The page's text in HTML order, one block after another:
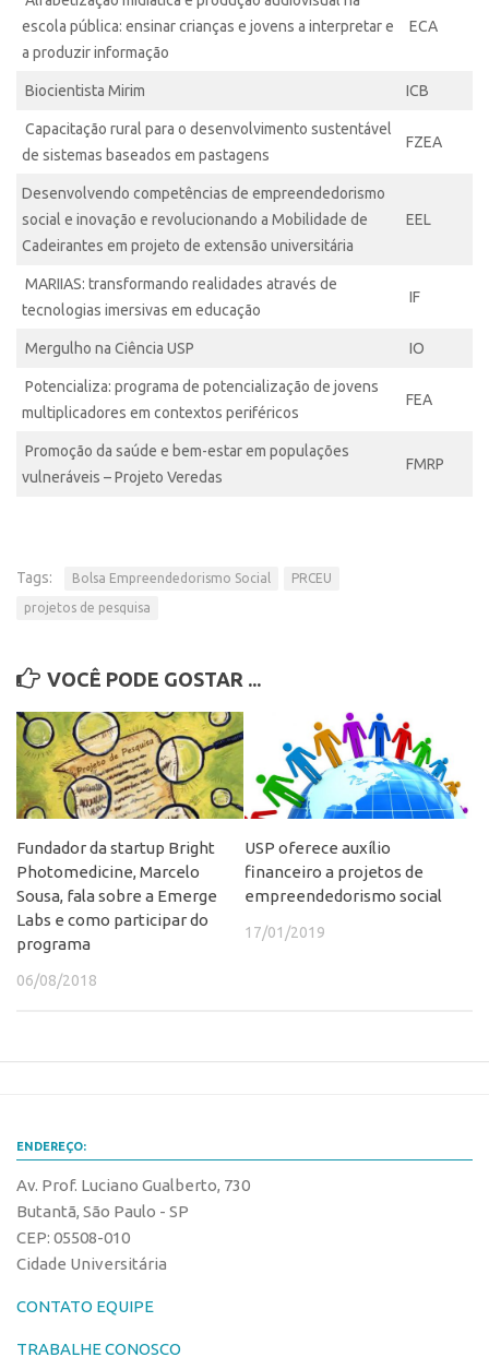
SciBiz
escola pública: ensinar crianças e jovens a interpretar e
a produzir informação
ECA
Biocientista Mirim ICB
Capacitação rural para o desenvolvimento sustentável
de sistemas baseados em pastagens
FZEA
Desenvolvendo competências de empreendedorismo
social e inovação e revolucionando a Mobilidade de
Cadeirantes em projeto de extensão universitária
EEL
MARIIAS: transformando realidades através de
tecnologias imersivas em educação
IF
Mergulho na Ciência USP IO
Potencializa: programa de potencialização de jovens
multiplicadores em contextos periféricos
FEA
Promoção da saúde e bem-estar em populações
vulneráveis – Projeto Veredas
FMRP
Tags: Bolsa Empreendedorismo Social PRCEU
projetos de pesquisa
VOCÊ PODE GOSTAR ...
Fundador da startup Bright
Photomedicine, Marcelo
Sousa, fala sobre a Emerge
Labs e como participar do
programa
06/08/2018
USP oferece auxílio
financeiro a projetos de
empreendedorismo social
17/01/2019
ENDEREÇO:
Av. Prof. Luciano Gualberto, 730
Butantã, São Paulo - SP
CEP: 05508-010
Cidade Universitária
CONTATO EQUIPE
TRABALHE CONOSCO